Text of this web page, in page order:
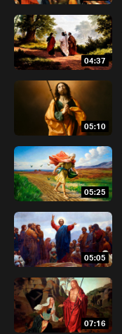
04:37
05:10
05:25
05:05
07:16